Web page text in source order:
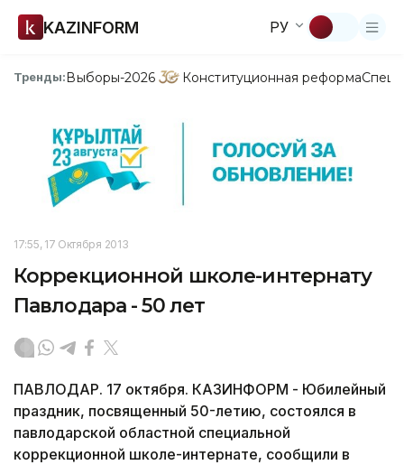
KAZINFORM РУ
Тренды:Выборы-2026 Конституционная реформа
17:55, 17 Октября 2013
Коррекционной школе-интернату
Павлодара - 50 лет
ПАВЛОДАР. 17 октября. КАЗИНФОРМ - Юбилейный
праздник, посвященный 50-летию, состоялся в
павлодарской областной специальной
коррекционной школе-интернате, сообщили в